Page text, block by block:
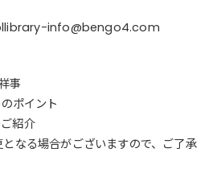
info@bengo4.com
事
ポイント
紹介
なる場合がございますので、ご了承